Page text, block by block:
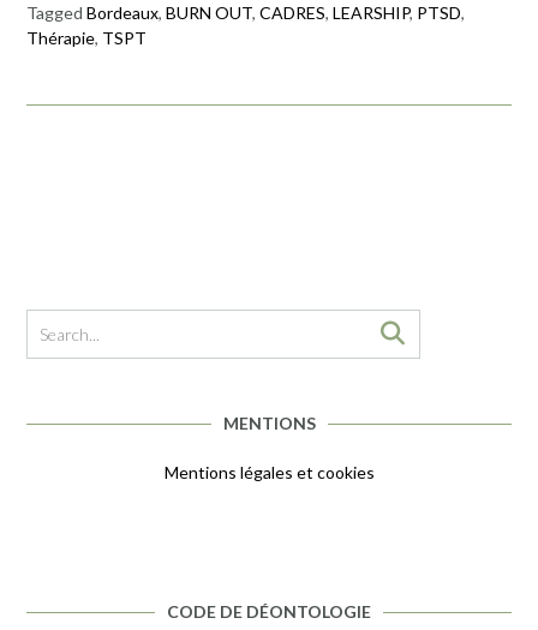
Tagged Bordeaux, BURN OUT, CADRES, LEARSHIP, PTSD,
Thérapie, TSPT
MENTIONS
Mentions légales et cookies
CODE DE DÉONTOLOGIE